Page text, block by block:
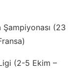
Şampiyonası (23
(2-5 Ekim –